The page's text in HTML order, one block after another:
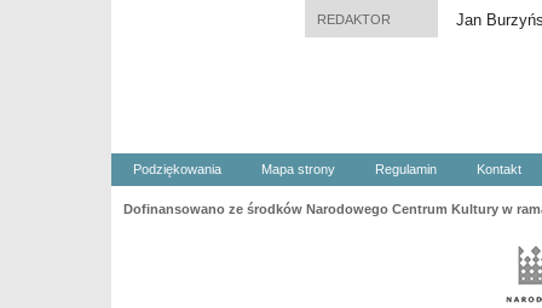
REDAKTOR Jan
Podziękowania Mapa strony Regulamin Kontakt
Dofinansowano ze środków Narodowego Centrum Kultury w